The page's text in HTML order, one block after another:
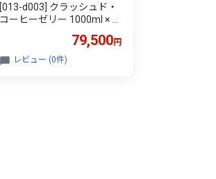
[013-d003] クラッシュド・
コーヒーゼリー 1000ml × 1
79,500円
レビュー (0件)